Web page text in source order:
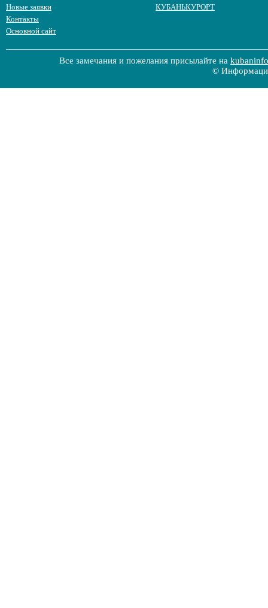
Новые заявки
Контакты
Основной сайт
КУБАНЬКУРОРТ
Все замечания и пожелания присылайте на
©